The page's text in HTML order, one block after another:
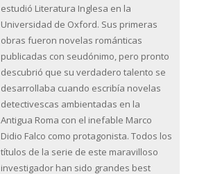
estudió Literatura Inglesa en la
Universidad de Oxford. Sus primeras
obras fueron novelas románticas
publicadas con seudónimo, pero pronto
descubrió que su verdadero talento se
desarrollaba cuando escribía novelas
detectivescas ambientadas en la
Antigua Roma con el inefable Marco
Didio Falco como protagonista. Todos los
títulos de la serie de este maravilloso
investigador han sido grandes best